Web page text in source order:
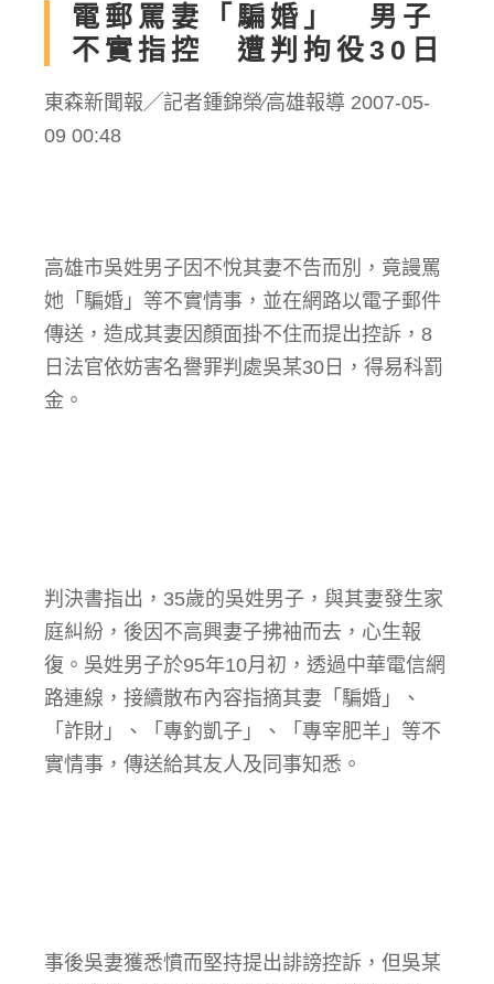
電郵罵妻「騙婚」 男子
不實指控 遭判拘役30日
東森新聞報╱記者鍾錦榮∕高雄報導 2007-05-
09 00:48
高雄市吳姓男子因不悅其妻不告而別，竟謾罵
她「騙婚」等不實情事，並在網路以電子郵件
傳送，造成其妻因顏面掛不住而提出控訴，8
日法官依妨害名譽罪判處吳某30日，得易科罰
金。
判決書指出，35歲的吳姓男子，與其妻發生家
庭糾紛，後因不高興妻子拂袖而去，心生報
復。吳姓男子於95年10月初，透過中華電信網
路連線，接續散布內容指摘其妻「騙婚」、
「詐財」、「專釣凱子」、「專宰肥羊」等不
實情事，傳送給其友人及同事知悉。
事後吳妻獲悉憤而堅持提出誹謗控訴，但吳某